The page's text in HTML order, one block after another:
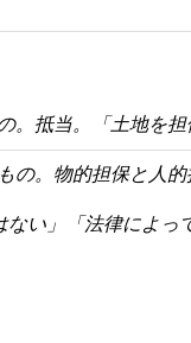
。抵当。「土地を
の。物的担保と人
ない」「法律によっ